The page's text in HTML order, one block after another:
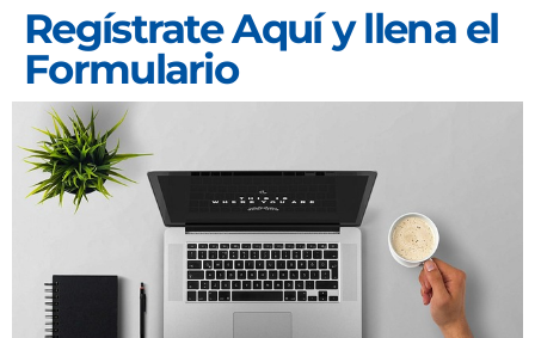
Regístrate Aquí y llena el
Formulario